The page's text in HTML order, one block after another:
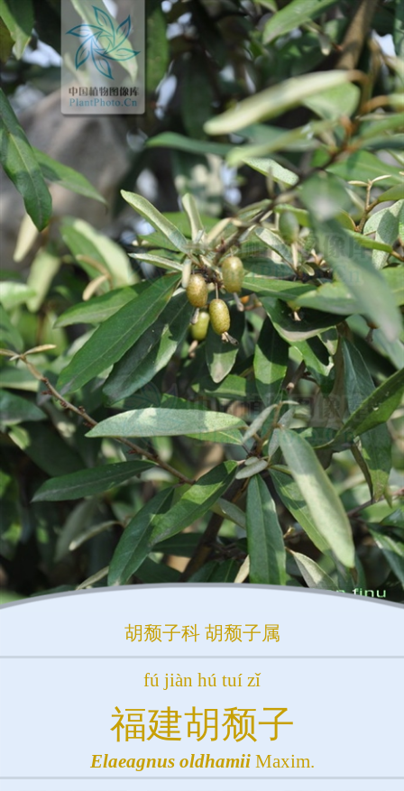
胡颓子科 胡颓子属
fú jiàn hú tuí zǐ
福建胡颓子
Elaeagnus oldhamiiMaxim.